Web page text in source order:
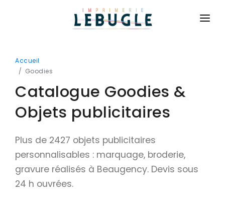
NOS PRODUITS
BASIQUE
Cartes de visite
Cartes de correspondance
Flyers
Brochures
CONTACT
CONNEXION
DEVIS GRATUIT
Accueil
Goodies
Catalogue Goodies &
Objets publicitaires
Plus de 2427 objets publicitaires
personnalisables : marquage, broderie,
gravure réalisés à Beaugency. Devis sous
24 h ouvrées.